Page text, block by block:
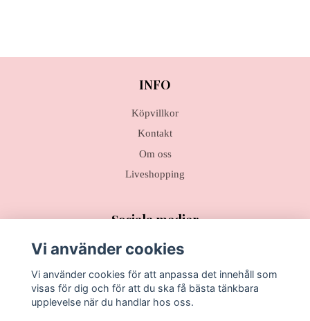
INFO
Köpvillkor
Kontakt
Om oss
Liveshopping
Sociala medier
Prenumerera på vårt nyhetsbrev
Vi använder cookies
Vi använder cookies för att anpassa det innehåll som
visas för dig och för att du ska få bästa tänkbara
upplevelse när du handlar hos oss.